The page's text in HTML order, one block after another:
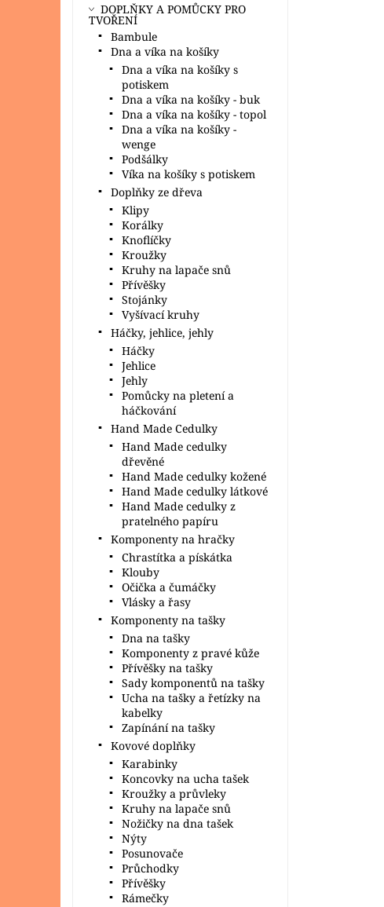
DOPLŇKY A POMŮCKY PRO
TVOŘENÍ
Bambule
Dna a víka na košíky
Dna a víka na košíky s
potiskem
Dna a víka na košíky - buk
Dna a víka na košíky - topol
Dna a víka na košíky -
wenge
Podšálky
Víka na košíky s potiskem
Doplňky ze dřeva
Klipy
Korálky
Knoflíčky
Kroužky
Kruhy na lapače snů
Přívěšky
Stojánky
Vyšívací kruhy
Háčky, jehlice, jehly
Háčky
Jehlice
Jehly
Pomůcky na pletení a
háčkování
Hand Made Cedulky
Hand Made cedulky
dřevěné
Hand Made cedulky kožené
Hand Made cedulky látkové
Hand Made cedulky z
pratelného papíru
Komponenty na hračky
Chrastítka a pískátka
Klouby
Očička a čumáčky
Vlásky a řasy
Komponenty na tašky
Dna na tašky
Komponenty z pravé kůže
Přívěšky na tašky
Sady komponentů na tašky
Ucha na tašky a řetízky na
kabelky
Zapínání na tašky
Kovové doplňky
Karabinky
Koncovky na ucha tašek
Kroužky a průvleky
Kruhy na lapače snů
Nožičky na dna tašek
Nýty
Posunovače
Průchodky
Přívěšky
Rámečky